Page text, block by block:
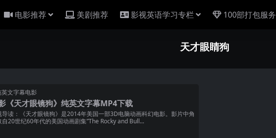
电影推荐 美剧推荐 影视英语学习专栏 100部打包服务
天才眼睛狗
英文字幕电影
《天才眼镜狗》纯英文字幕MP4下载
导读：《天才眼镜狗》是2014年美国一部3D电脑动画科幻电影。影片中角
自20世纪60年代的美国动画剧集”The Rocky and Bull...